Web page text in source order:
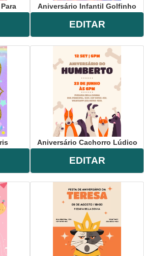
Aniversário Infantil Golfinho
EDITAR
Aniversário Cachorro Lúdico
EDITAR